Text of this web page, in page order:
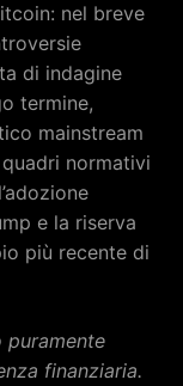
nel breve
di indagine
termine,
mainstream
normativi
e la riserva
più recente di
puramente
finanziaria.